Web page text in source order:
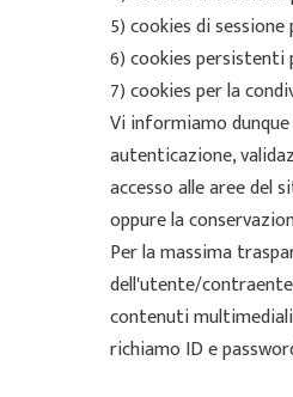
5) cookies di
6) cookies persistenti
7) cookies per la
Vi informiamo
autenticazione,
accesso alle aree del
oppure la
Per la massima
dell'utente/
contenuti multimediali
richiamo ID e